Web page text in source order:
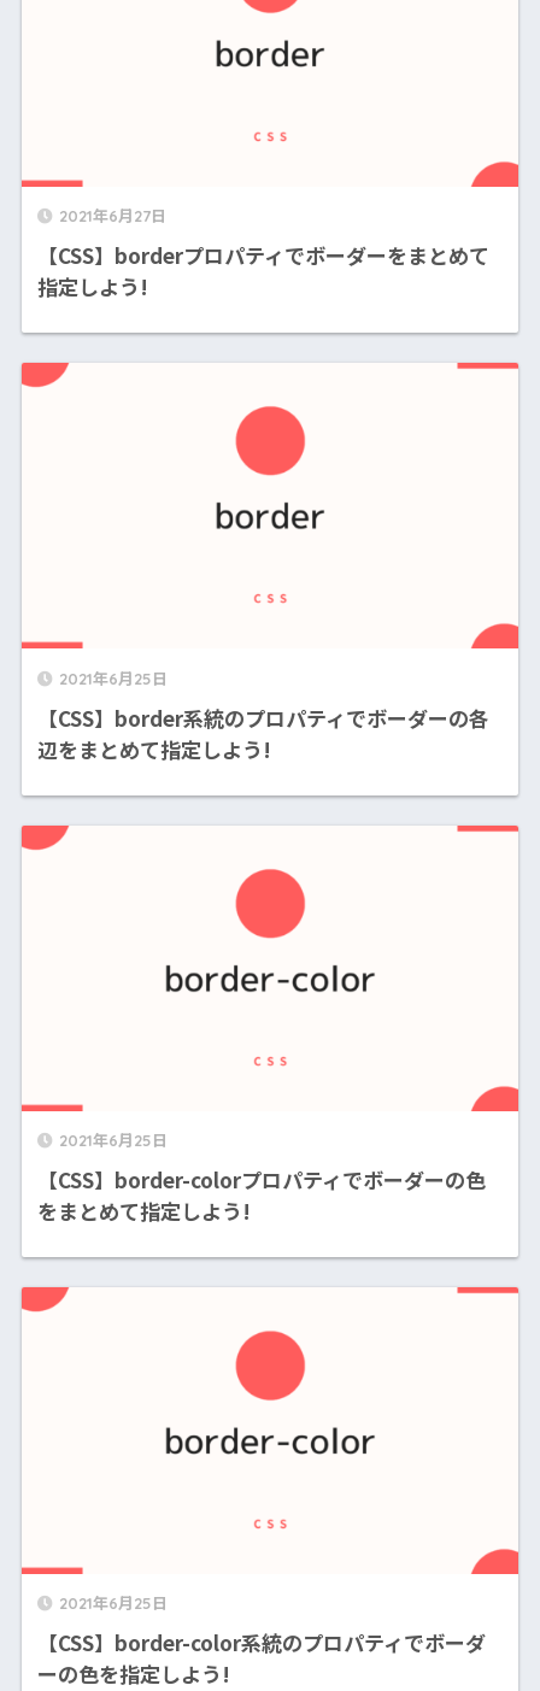
2021年6月27日
【CSS】borderプロパティでボーダーをまとめて
指定しよう!
2021年6月25日
【CSS】border系統のプロパティでボーダーの各
辺をまとめて指定しよう!
2021年6月25日
【CSS】border-colorプロパティでボーダーの色
をまとめて指定しよう!
2021年6月25日
【CSS】border-color系統のプロパティでボーダ
ーの色を指定しよう!